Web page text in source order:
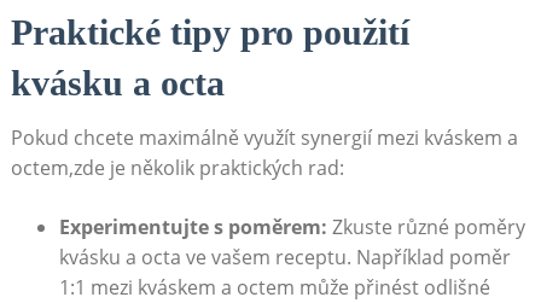
Praktické tipy pro použití
kvásku⁣ a octa
Pokud chcete maximálně využít synergií⁢ mezi kváskem a
octem,zde je několik praktických‌ rad:
Experimentujte s ⁢poměrem: Zkuste různé poměry
kvásku a octa ve vašem receptu. Například ⁣poměr⁢
1:1 mezi ​kváskem a octem může přinést odlišné